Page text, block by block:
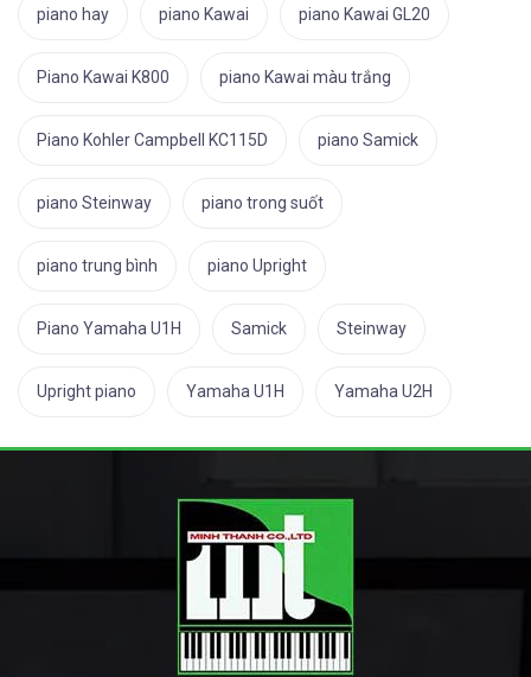
piano hay piano Kawai piano Kawai GL20
Piano Kawai K800 piano Kawai màu trắng
Piano Kohler Campbell KC115D piano Samick
piano Steinway piano trong suốt
piano trung bình piano Upright
Piano Yamaha U1H Samick Steinway
Upright piano Yamaha U1H Yamaha U2H